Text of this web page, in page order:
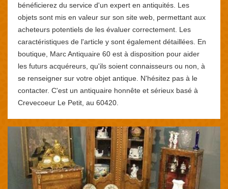
bénéficierez du service d'un expert en antiquités. Les
objets sont mis en valeur sur son site web, permettant aux
acheteurs potentiels de les évaluer correctement. Les
caractéristiques de l'article y sont également détaillées. En
boutique, Marc Antiquaire 60 est à disposition pour aider
les futurs acquéreurs, qu'ils soient connaisseurs ou non, à
se renseigner sur votre objet antique. N'hésitez pas à le
contacter. C'est un antiquaire honnête et sérieux basé à
Crevecoeur Le Petit, au 60420.